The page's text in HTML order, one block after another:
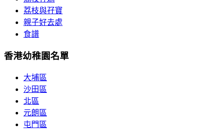
荔枝與孖寶
親子好去處
食譜
香港幼稚園名單
大埔區
沙田區
北區
元朗區
屯門區